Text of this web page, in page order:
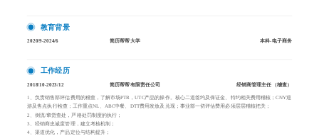
教育背景
2020/9-2024/6 简历帮帮大学 本科-电子商务
工作经历
2018/10-2023/12 简历帮帮有限责任公司 经销商管理主任（稽查）
1、负责销售部评估费用的稽查，了解市场PTR，UTC产品的操作。核心二道签约及保证金、特约相关费用稽核；CNY巡
游及售点执行检查；工作重点NL、ABC中餐、DTT费用发放及兑现；事业部一切评估费用必须层层稽核把关；
2、倒流/窜货查处，严格处罚制度的执行；
3、经销商忠诚度管理，建立考核机制；
4、渠道优化，产品定位与结构提升；